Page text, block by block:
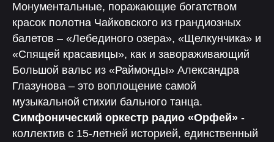
Монументальные, поражающие богатством
красок полотна Чайковского из грандиозных
балетов – «Лебединого озера», «Щелкунчика» и
«Спящей красавицы», как и завораживающий
Большой вальс из «Раймонды» Александра
Глазунова – это воплощение самой
музыкальной стихии бального танца.
Симфонический оркестр радио «Орфей» -
коллектив с 15-летней историей, единственный